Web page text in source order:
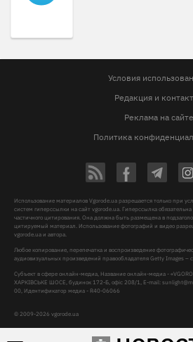
Условия
Редакция и
Реклама на сайте
Политика
© 2009-2026 vgorode.ua
Использование материалов Vgorode.ua разрешается только при
систем гиперссылки на сайт vgorode.ua. Гиперссылка
частичного цитирования. Она должна быть размещена в
цитируемый материал. Использование фотографий и видео
vgorode.ua и автора.
Любое копирование, перепечатка и воспроизведение
аудиовизуальных произведений правообладателя Getty Images –
Субъект в сфере онлайн-медиа, Название онлайн-медиа -
ХАРКІВСЬКЕ ШОСЕ, будинок 172-Б, офіс 208/1, E-mail:
00, Идентификатор медиа - R40-06066